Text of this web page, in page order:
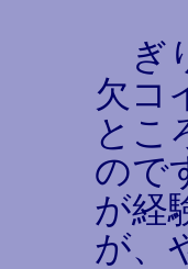
ぎ
欠コ
とこ
ので
が経
が、